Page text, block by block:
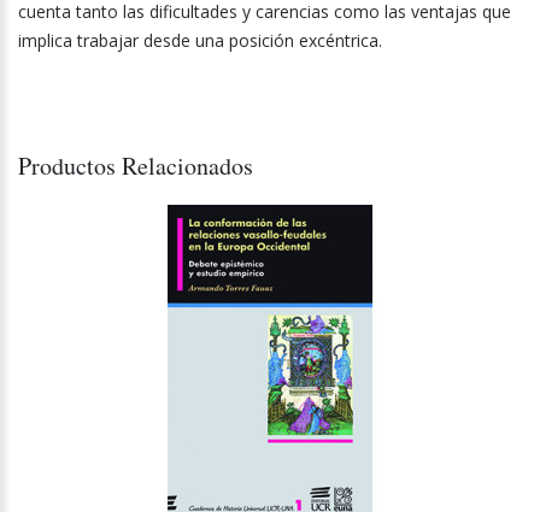
cuenta tanto las dificultades y carencias como las ventajas que
implica trabajar desde una posición excéntrica.
Productos Relacionados